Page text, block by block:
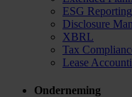
ESG Reporting
Disclosure
XBRL
Tax
Lease
Onderneming